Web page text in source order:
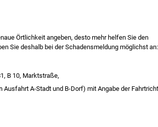
Örtlichkeit angeben, desto mehr helfen Sie den
Sie deshalb bei der Schadensmeldung möglichst an:
B 10, Marktstraße,
Ausfahrt A-Stadt und B-Dorf) mit Angabe der